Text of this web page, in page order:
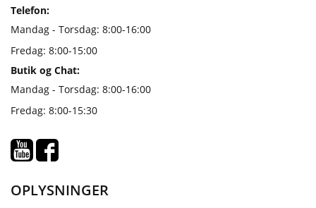
Telefon:
Mandag - Torsdag: 8:00-16:00
Fredag: 8:00-15:00
Butik og Chat:
Mandag - Torsdag: 8:00-16:00
Fredag: 8:00-15:30
OPLYSNINGER